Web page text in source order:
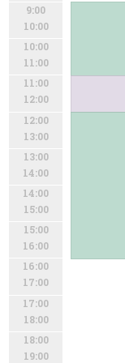
9:00
10:00
10:00
11:00
11:00
12:00
12:00
13:00
13:00
14:00
14:00
15:00
15:00
16:00
16:00
17:00
17:00
18:00
18:00
19:00